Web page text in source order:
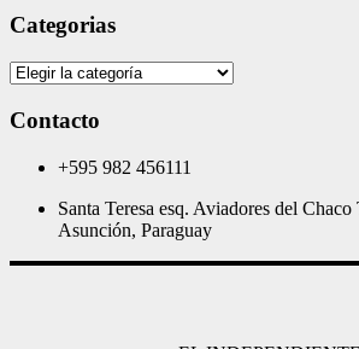
Categorias
Categorias
Contacto
+595 982 456111
Santa Teresa esq. Aviadores del
Asunción, Paraguay